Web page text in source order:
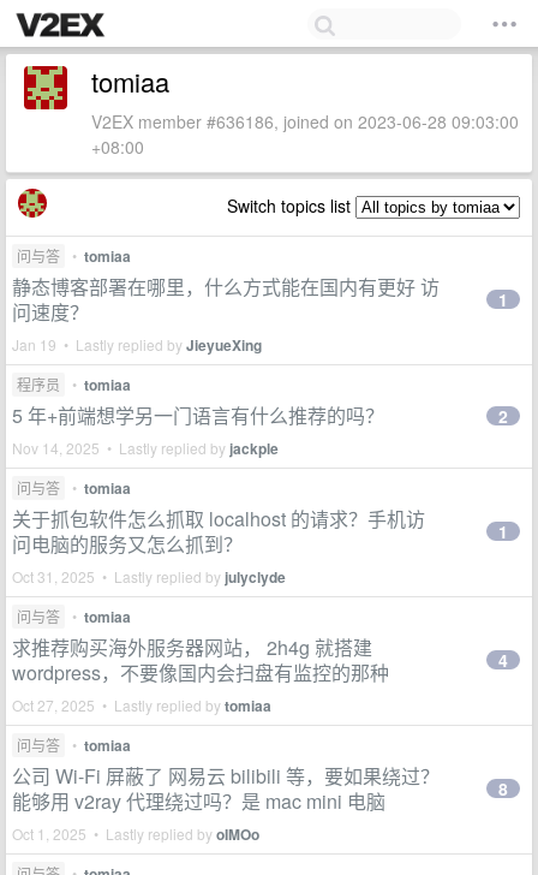
tomiaa
V2EX member #636186, joined on 2023-06-28 09:03:00
+08:00
Switch topics list
问与答 • tomiaa
静态博客部署在哪里，什么方式能在国内有更好 访
问速度？
Jan 19 • Lastly replied byJieyueXing
1
程序员 • tomiaa
5 年+前端想学另一门语言有什么推荐的吗？
Nov 14, 2025 • Lastly replied by jackple
2
问与答 • tomiaa
关于抓包软件怎么抓取 localhost 的请求？手机访
问电脑的服务又怎么抓到？
Oct 31, 2025 • Lastly replied by julyclyde
1
问与答 • tomiaa
求推荐购买海外服务器网站， 2h4g 就搭建
wordpress，不要像国内会扫盘有监控的那种
Oct 27, 2025 • Lastly replied bytomiaa
4
问与答 • tomiaa
公司 Wi-Fi 屏蔽了 网易云 bilibili 等，要如果绕过？
能够用 v2ray 代理绕过吗？是 mac mini 电脑
Oct 1, 2025 • Lastly replied byoIMOo
8